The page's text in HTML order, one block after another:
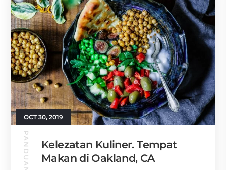
OCT 30, 2019
Kelezatan Kuliner. Tempat
Makan di Oakland, CA